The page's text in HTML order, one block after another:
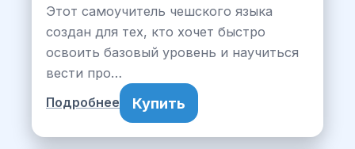
Этот самоучитель чешского языка
создан для тех, кто хочет быстро
освоить базовый уровень и научиться
вести про…
Подробнее Купить